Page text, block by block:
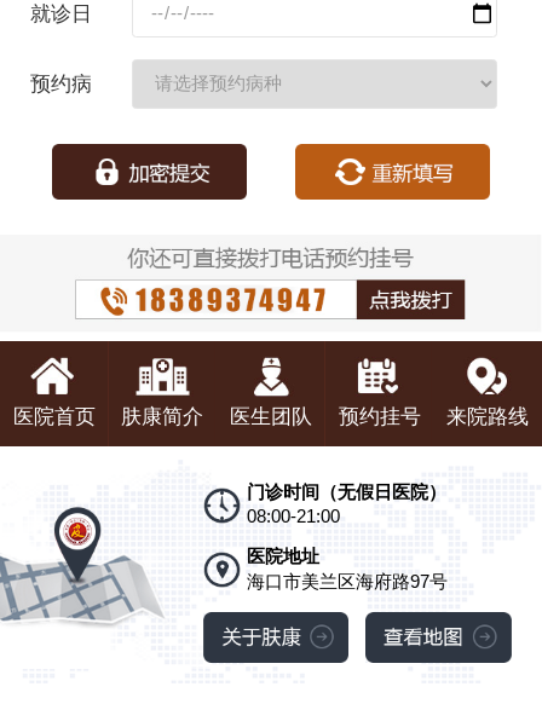
就诊日
预约病
医院首页 肤康简介 医生团队 预约挂号 来院路线
门诊时间（无假日医院）
08:00-21:00
医院地址
海口市美兰区海府路97号